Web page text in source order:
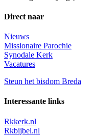
Direct naar
Nieuws
Missionaire Parochie
Synodale Kerk
Vacatures
Steun het bisdom Breda
Interessante links
Rkkerk.nl
Rkbijbel.nl